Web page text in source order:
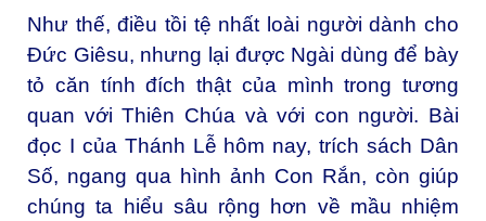
Như thế, điều tồi tệ nhất loài người dành cho
Đức Giêsu, nhưng lại được Ngài dùng để bày
tỏ căn tính đích thật của mình trong tương
quan với Thiên Chúa và với con người. Bài
đọc I của Thánh Lễ hôm nay, trích sách Dân
Số, ngang qua hình ảnh Con Rắn, còn giúp
chúng ta hiểu sâu rộng hơn về mầu nhiệm